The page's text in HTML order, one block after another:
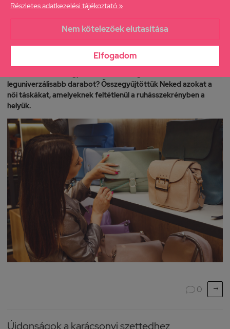
Részletes adatkezelési tájékoztató »
Nem kötelezőek elutasítása
Elfogadom
5 női táska, ami nem hiányozhat a gardróbodból
Divattippek, 2022. 01. 20.
A tökéletes táskát keresed? Szeretnéd tudni, hogyan
leguniverzálisabb darabot? Összegyűjtöttük Neked azokat a
női táskákat, amelyeknek feltétlenül a ruhásszekrényben a
helyük.
0 
Újdonságok a karácsonyi szettedhez